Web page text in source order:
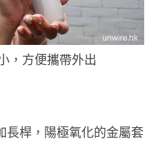
，方便攜帶外出
長桿，陽極氧化的金屬套